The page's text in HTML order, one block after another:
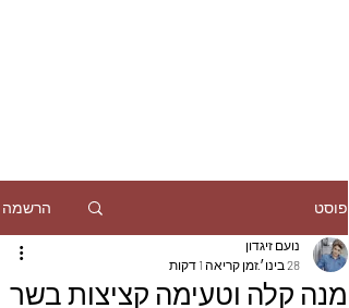
פוסט הרשמה
מנה קלה וטעימה קציצות בשר
נועם זיגדון
28 בינו׳
זמן קריאה 1 דקות